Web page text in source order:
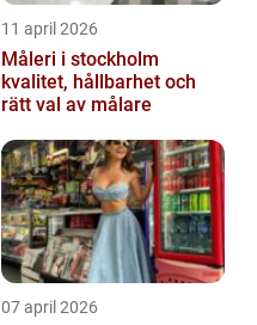
11 april 2026
Måleri i stockholm
kvalitet, hållbarhet och
rätt val av målare
07 april 2026